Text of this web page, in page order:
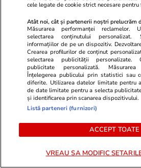
În acest context marcat de
transatlantică, Dolzikova​
trebuie să continue să
investițiilor pe termen lung
convenționale avansate
posturi convenționale mai
Regatul Unit și Franța
descurajarea lor nucleară va
rol mai important în
viitor și ar trebui să evalueze
posturilor lor nucleare în
cele legate de cookie strict necesare
Atât noi, cât și partenerii noștri prelucrăm
Măsurarea performanței reclamelor.
selectarea conținutului personalizat.
informațiilor de pe un dispozitiv.
Crearea profilurilor de conținut
selectarea publicității personalizate.
publicitate personalizată.
Înțelegerea publicului prin statistici sau
diferite. Utilizarea datelor limitate pentru
de date limitate pentru a selecta
și identificarea prin scanarea dispozitivului.
Listă parteneri (furnizori)
ACCEPT TOATE
VREAU SA MODIFIC